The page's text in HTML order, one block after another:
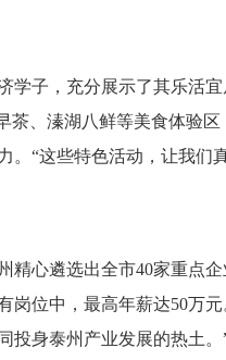
子，充分展示了其乐活宜
、 溱湖八鲜等美食体验区
。“这些特色活动，让我们
精心遴选出全市40家重点企
岗位中，最高年薪达50万元
投身泰州产业发展的热土。